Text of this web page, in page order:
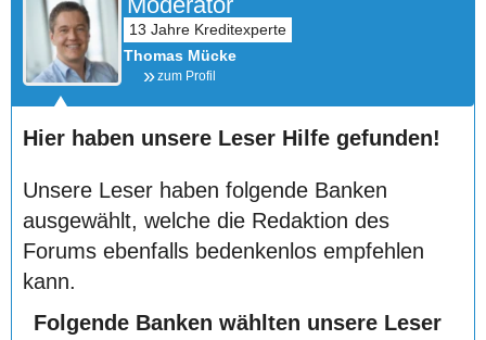
Thomas Mücke
zum Profil
Hier haben unsere Leser Hilfe gefunden!
Unsere Leser haben folgende Banken
ausgewählt, welche die Redaktion des
Forums ebenfalls bedenkenlos empfehlen
kann.
Folgende Banken wählten unsere Leser